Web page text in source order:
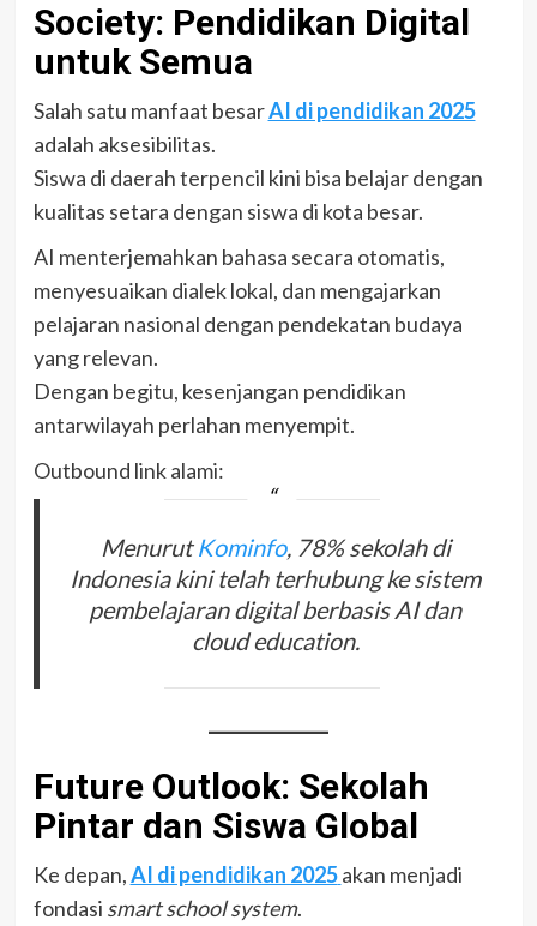
Society: Pendidikan Digital
untuk Semua
Salah satu manfaat besarAI di pendidikan 2025
adalah aksesibilitas.
Siswa di daerah terpencil kini bisa belajar dengan
kualitas setara dengan siswa di kota besar.
AI menterjemahkan bahasa secara otomatis,
menyesuaikan dialek lokal, dan mengajarkan
pelajaran nasional dengan pendekatan budaya
yang relevan.
Dengan begitu, kesenjangan pendidikan
antarwilayah perlahan menyempit.
Outbound link alami:
MenurutKominfo, 78% sekolah di
Indonesia kini telah terhubung ke sistem
pembelajaran digital berbasis AI dan
cloud education.
Future Outlook: Sekolah
Pintar dan Siswa Global
Ke depan,AI di pendidikan 2025 akan menjadi
fondasi smart school system.